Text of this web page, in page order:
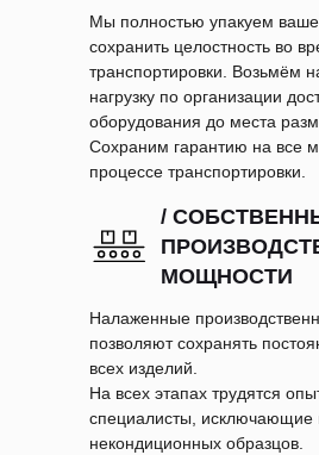
Мы полностью упакуем
сохранить целостность во
транспортировки. Возьмём
нагрузку по организации
оборудования до места
Сохраним гарантию на все
процессе транспортировки.
Налаженные
позволяют сохранять
всех изделий.
На всех этапах трудятся
специалисты, исключающие
некондиционных образцов.
/
МОЩНОСТИ